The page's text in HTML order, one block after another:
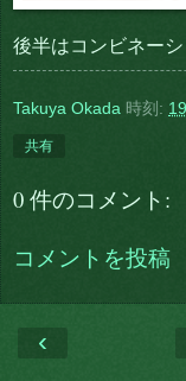
後半はコンビネー
Takuya Okada 時刻:
共有
0 件のコメント:
コメントを投稿
‹